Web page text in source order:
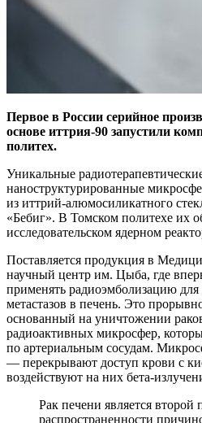
Первое в России серийное
основе иттрия-90 запустили
политех.
Уникальные
наноструктурированные
из иттрий-алюмосиликатного
«Бебиг». В Томском политехе их
исследовательском ядерном
Поставляется продукция в
научный центр им. Цыба, где
применять радиоэмболизацию для
метастазов в печень. Это
основанный на уничтожении
радиоактивных микросфер,
по артериальным сосудам.
— перекрывают доступ крови с
воздействуют на них бета-
Рак печени является второй
распространенности